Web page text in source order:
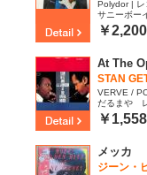
Polydor |
サニーボー
￥
At The
STAN
VERVE /
だるまや
ID:2362464
￥
メッカ
ジーン・